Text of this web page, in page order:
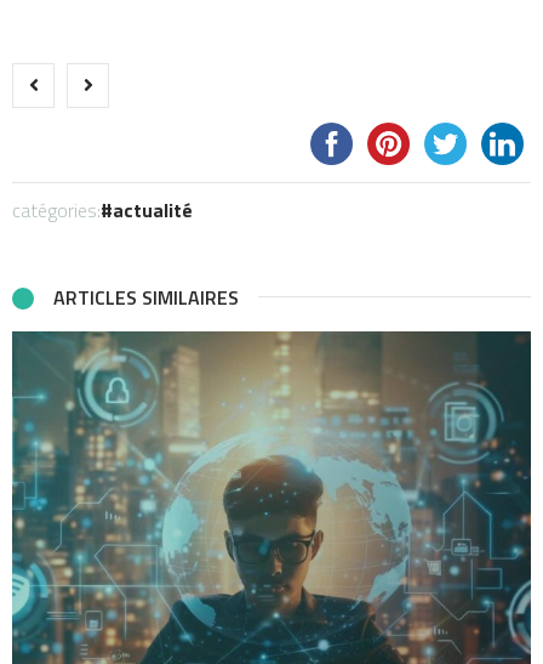
catégories: actualité
ARTICLES SIMILAIRES